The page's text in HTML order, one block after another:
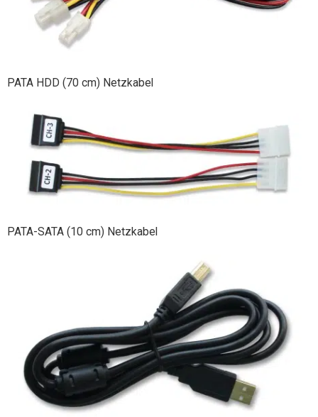
PATA HDD (70 cm) Netzkabel
PATA-SATA (10 cm) Netzkabel